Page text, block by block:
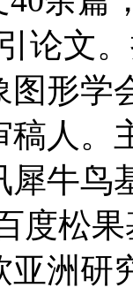
论文
图形学
稿人。
牛鸟
度松
洲研